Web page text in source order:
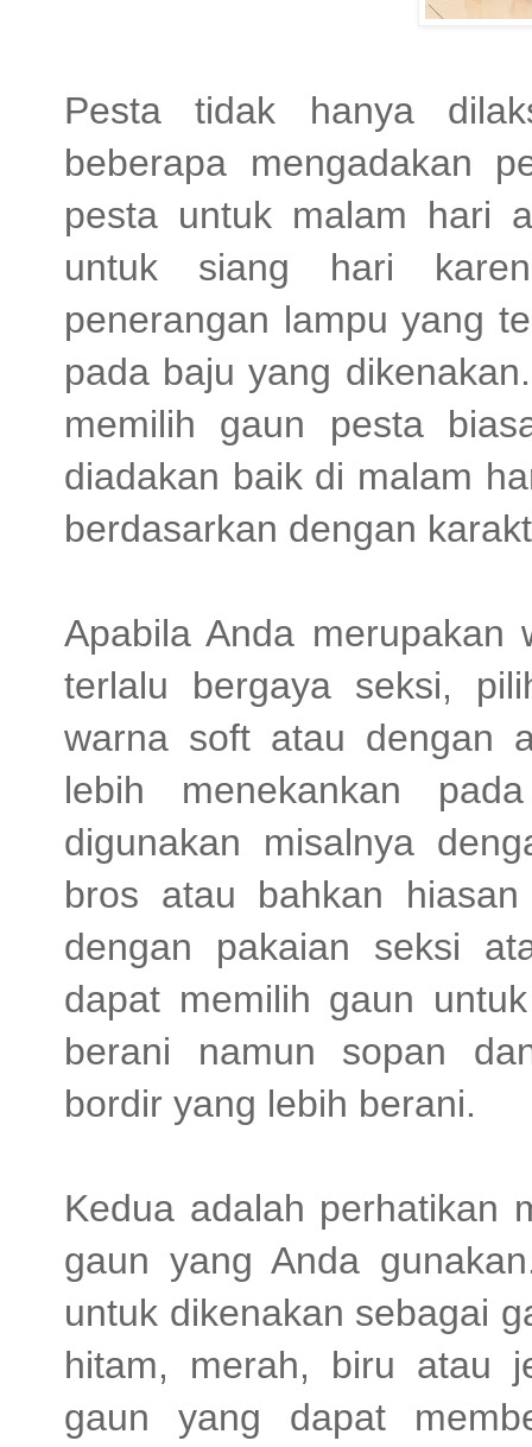
Pesta tidak hanya
beberapa mengadakan
pesta untuk malam hari
untuk siang hari
penerangan lampu yang
pada baju yang
memilih gaun pesta
diadakan baik di malam
berdasarkan dengan
Apabila Anda
terlalu bergaya seksi,
warna soft atau dengan
lebih menekankan
digunakan misalnya
bros atau bahkan
dengan pakaian seksi
dapat memilih gaun
berani namun sopan
bordir yang lebih berani.
Kedua adalah perhatikan
gaun yang Anda
untuk dikenakan sebagai
hitam, merah, biru atau
gaun yang dapat